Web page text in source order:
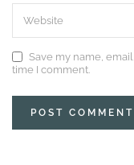
Save my name,
time I comment.